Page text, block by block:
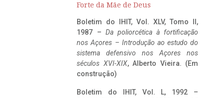
Forte da Mãe de Deus
Boletim do IHIT, Vol. XLV, Tomo II,
1987 – Da poliorcética à fortificação
nos Açores – Introdução ao estudo do
sistema defensivo nos Açores nos
séculos XVI-XIX, Alberto Vieira. (Em
construção)
Boletim do IHIT, Vol. L, 1992 –